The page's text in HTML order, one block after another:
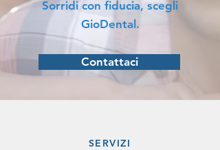
Sorridi con fiducia, scegli
GioDental.
Contattaci
SERVIZI